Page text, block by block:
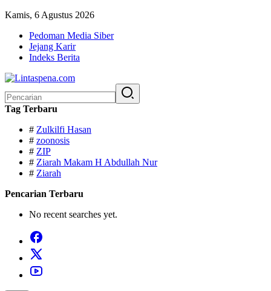
Langsung
konten
Kamis, 6 Agustus 2026
Pedoman Media Siber
Jejang Karir
Indeks Berita
untuk:
Tag Terbaru
# Zulkilfi Hasan
# zoonosis
# ZIP
# Ziarah Makam H Abdullah Nur
# Ziarah
Pencarian Terbaru
No recent searches yet.